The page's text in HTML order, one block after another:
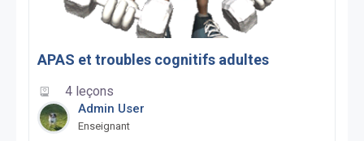
APAS et troubles cognitifs adultes
4 leçons
Admin User
Enseignant